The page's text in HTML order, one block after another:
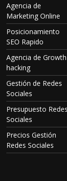
Agencia de
Marketing Online
Posicionamiento
SEO Rapido
Agencia de Growth
hacking
Gestión de Redes
Sociales
Presupuesto Redes
Sociales
Precios Gestión
Redes Sociales